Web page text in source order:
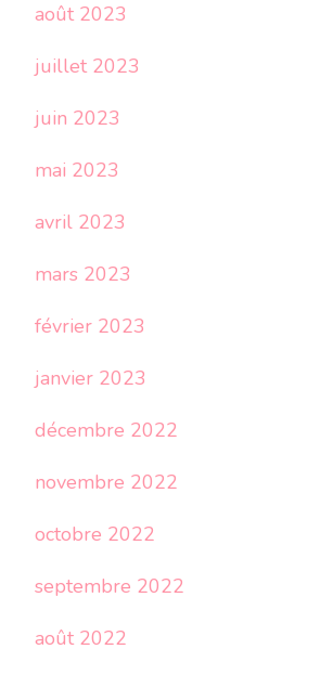
août 2023
juillet 2023
juin 2023
mai 2023
avril 2023
mars 2023
février 2023
janvier 2023
décembre 2022
novembre 2022
octobre 2022
septembre 2022
août 2022